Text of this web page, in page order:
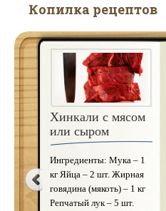
Копилка рецептов
Хинкали с мясом
или сыром
Ингредиенты: Мука – 1
кг Яйца – 2 шт. Жирная
говядина (мякоть) – 1 кг
Репчатый лук – 5 шт.